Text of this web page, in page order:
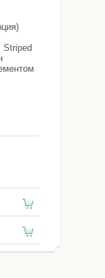
Striped